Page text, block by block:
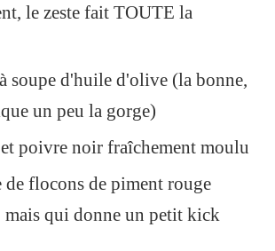
le zeste fait TOUTE la
soupe d'huile d'olive (la bonne,
un peu la gorge)
poivre noir fraîchement moulu
de flocons de piment rouge
qui donne un petit kick